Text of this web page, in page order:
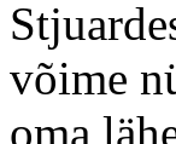
võime
oma